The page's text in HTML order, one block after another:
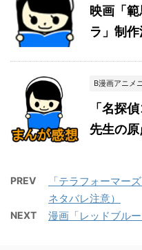
映画「
ラ」制
B漫画アニメ
「名探
先生の原
PREV
「テラフォーマー
ネタバレ注意）
NEXT 漫画「レッドブル